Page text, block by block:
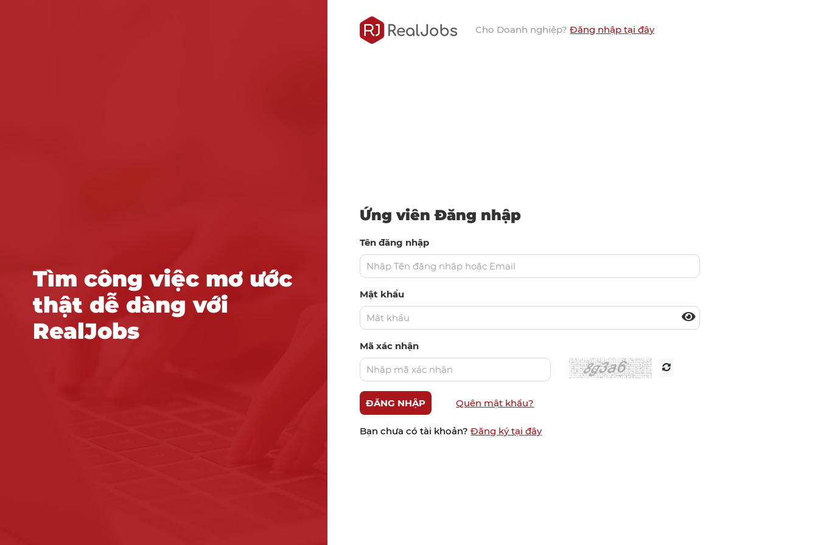
Tìm công việc mơ ước
thật dễ dàng với
RealJobs
Cho Doanh nghiệp?Đăng nhập tại đây
Ứng viên Đăng nhập
Tên đăng nhập
Mật khẩu
Mã xác nhận
Quên mật khẩu?
Bạn chưa có tài khoản?Đăng ký tại đây